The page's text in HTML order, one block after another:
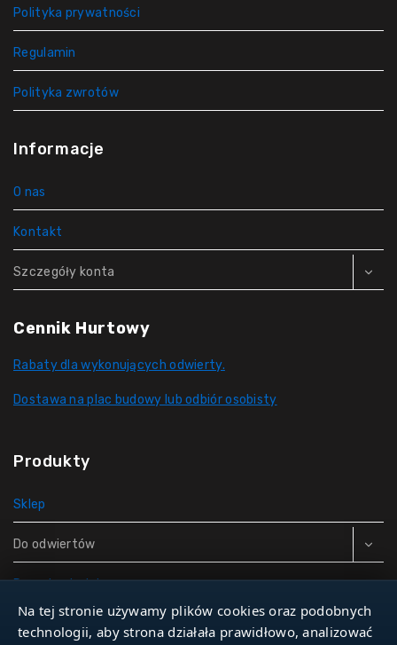
Polityka prywatności
Regulamin
Polityka zwrotów
Informacje
O nas
Kontakt
Szczegóły konta
Cennik Hurtowy
Rabaty dla wykonujących odwierty.
Dostawa na plac budowy lub odbiór osobisty
Produkty
Sklep
Do odwiertów
Rury do studni
Zbiorniki hydroforowe
Na tej stronie używamy plików cookies oraz podobnych
technologii, aby strona działała prawidłowo, analizować